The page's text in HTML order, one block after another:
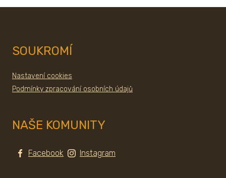
SOUKROMÍ
Nastavení cookies
Podmínky zpracování osobních údajů
NAŠE KOMUNITY
Facebook Instagram